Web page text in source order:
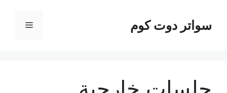
المحتوىسواتر دوت كوم القائمة